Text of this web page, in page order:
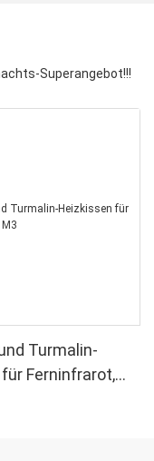
Superangebot!!!
Turmalin-
Ferninfrarot,